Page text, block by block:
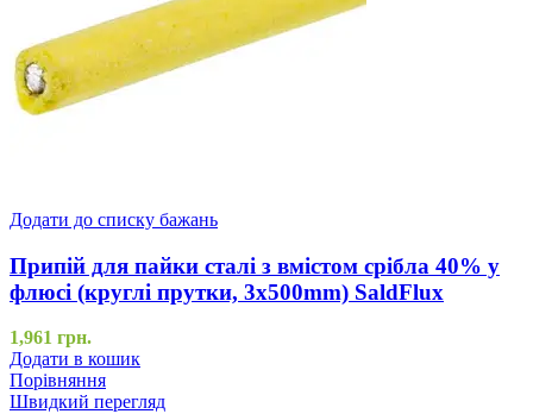
Додати до списку бажань
Припій для пайки сталі з вмістом срібла 40% у
флюсі (круглі прутки, 3x500mm) SaldFlux
1,961 грн.
Додати в кошик
Порівняння
Швидкий перегляд